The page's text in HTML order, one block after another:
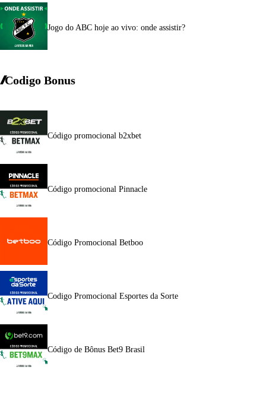
Jogo do ABC hoje ao vivo: onde assistir?
Codigo Bonus
Código promocional b2xbet
Código promocional Pinnacle
Código Promocional Betboo
Codigo Promocional Esportes da Sorte
Código de Bônus Bet9 Brasil